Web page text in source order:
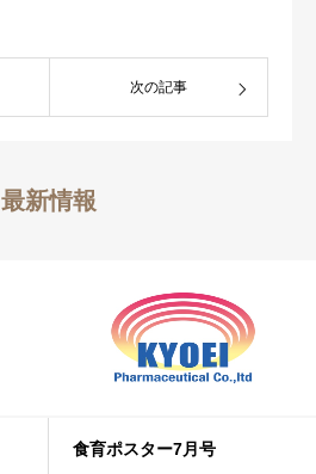
次の記事
最新情報
食育ポスター7月号